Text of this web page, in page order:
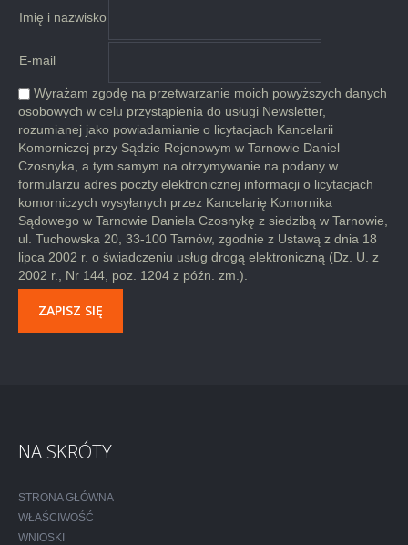
Imię i nazwisko
E-mail
Wyrażam zgodę na przetwarzanie moich powyższych danych
osobowych w celu przystąpienia do usługi Newsletter,
rozumianej jako powiadamianie o licytacjach Kancelarii
Komorniczej przy Sądzie Rejonowym w Tarnowie Daniel
Czosnyka, a tym samym na otrzymywanie na podany w
formularzu adres poczty elektronicznej informacji o licytacjach
komorniczych wysyłanych przez Kancelarię Komornika
Sądowego w Tarnowie Daniela Czosnykę z siedzibą w Tarnowie,
ul. Tuchowska 20, 33-100 Tarnów, zgodnie z Ustawą z dnia 18
lipca 2002 r. o świadczeniu usług drogą elektroniczną (Dz. U. z
2002 r., Nr 144, poz. 1204 z późn. zm.).
NA SKRÓTY
STRONA GŁÓWNA
WŁAŚCIWOŚĆ
WNIOSKI